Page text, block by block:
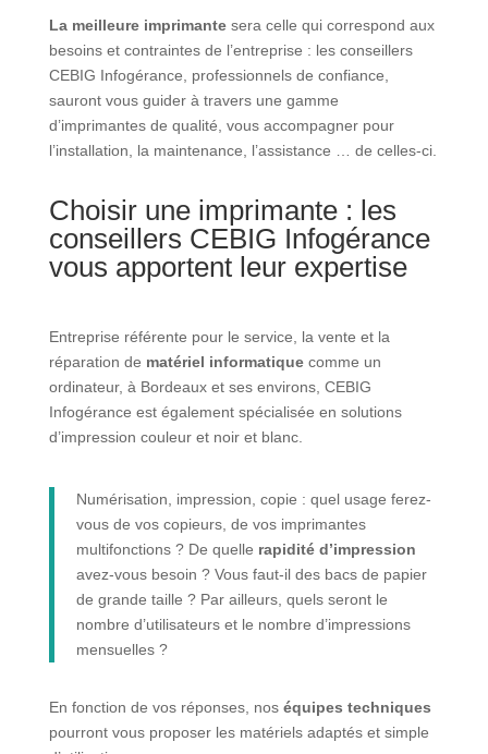
La meilleure imprimantesera celle qui correspond aux
besoins et contraintes de l’entreprise : les conseillers
CEBIG Infogérance, professionnels de confiance,
sauront vous guider à travers une gamme
d’imprimantes de qualité, vous accompagner pour
l’installation, la maintenance, l’assistance … de celles-ci.
Choisir une imprimante : les
conseillers CEBIG Infogérance
vous apportent leur expertise
Entreprise référente pour le service, la vente et la
réparation de matériel informatiquecomme un
ordinateur, à Bordeaux et ses environs, CEBIG
Infogérance est également spécialisée en solutions
d’impression couleur et noir et blanc.
Numérisation, impression, copie : quel usage ferez-
vous de vos copieurs, de vos imprimantes
multifonctions ? De quelle rapidité d’impression
avez-vous besoin ? Vous faut-il des bacs de papier
de grande taille ? Par ailleurs, quels seront le
nombre d’utilisateurs et le nombre d’impressions
mensuelles ?
En fonction de vos réponses, nos équipes techniques
pourront vous proposer les matériels adaptés et simple